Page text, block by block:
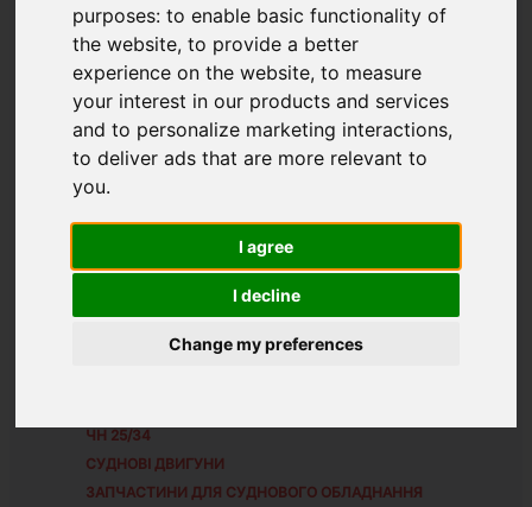
purposes:to enable basic functionality of
the website,to provide a better
experience on the website,to measure
your interest in our products and services
and to personalize marketing interactions,
to deliver ads that are more relevant to
you.
I agree
I decline
Change my preferences
LAUDAT SUPPLY
ПЕРВОМАЙСЬКДИЗЕЛЬМАШ
ЧН 25/34
ГРУПА: ФОРСУНКА
РОЗПИЛЮВАЧ
НОМЕР ЗАПЧАСТИНИ: 24607-А-01
АЛЬТЕРНАТИВНІ НОМЕРИ ЗАПЧАСТИНИ:
9 X 0.35 X 150
ЧН 25/34
СУДНОВІ ДВИГУНИ
ЗАПЧАСТИНИ ДЛЯ СУДНОВОГО ОБЛАДНАННЯ